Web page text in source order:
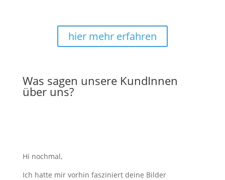
hier mehr erfahren
Was sagen unsere KundInnen
über uns?
Hi nochmal,
Ich hatte mir vorhin fasziniert deine Bilder